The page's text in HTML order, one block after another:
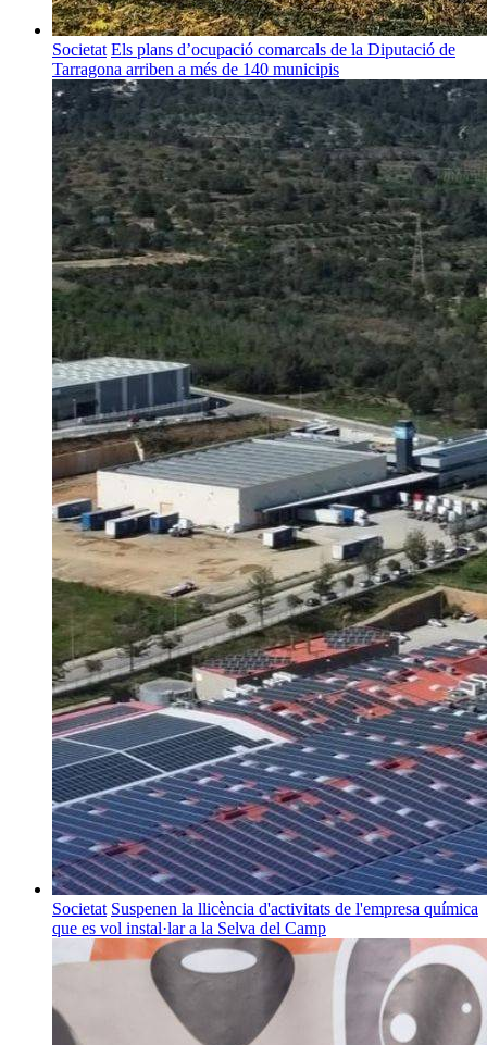
Societat Els plans d’ocupació comarcals de la Diputació de
Tarragona arriben a més de 140 municipis
Societat Suspenen la llicència d'activitats de l'empresa química
que es vol instal·lar a la Selva del Camp